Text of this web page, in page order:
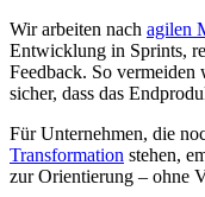
Wir arbeiten nach agilen
Entwicklung in Sprints,
Feedback. So
sicher, dass das
Für Unternehmen, die
Transformation stehen,
zur Orientierung – ohne